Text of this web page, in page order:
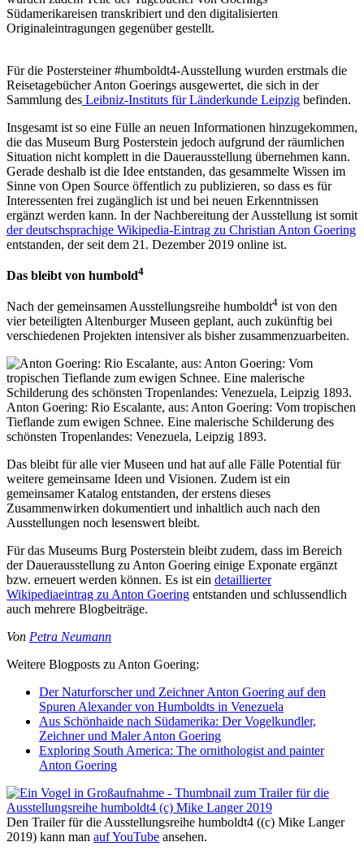
Südamerikareisen transkribiert und den digitalisierten
Originaleintragungen gegenüber gestellt.
Für die Postersteiner #humboldt4-Ausstellung wurden erstmals die
Reisetagebücher Anton Goerings ausgewertet, die sich in der
Sammlung des Leibniz-Instituts für Länderkunde Leipzig befinden.
Insgesamt ist so eine Fülle an neuen Informationen hinzugekommen,
die das Museum Burg Posterstein jedoch aufgrund der räumlichen
Situation nicht komplett in die Dauerausstellung übernehmen kann.
Gerade deshalb ist die Idee entstanden, das gesammelte Wissen im
Sinne von Open Source öffentlich zu publizieren, so dass es für
Interessenten frei zugänglich ist und bei neuen Erkenntnissen
ergänzt werden kann. In der Nachbereitung der Ausstellung ist somit
der deutschsprachige Wikipedia-Eintrag zu Christian Anton Goering
entstanden, der seit dem 21. Dezember 2019 online ist.
Das bleibt von humbold4
Nach der gemeinsamen Ausstellungsreihe humboldt4 ist von den
vier beteiligten Altenburger Museen geplant, auch zukünftig bei
verschiedenen Projekten intensiver als bisher zusammenzuarbeiten.
Anton Goering: Rio Escalante, aus: Anton Goering: Vom tropischen
Tieflande zum ewigen Schnee. Eine malerische Schilderung des
schönsten Tropenlandes: Venezuela, Leipzig 1893.
Das bleibt für alle vier Museen und hat auf alle Fälle Potential für
weitere gemeinsame Ideen und Visionen. Zudem ist ein
gemeinsamer Katalog entstanden, der erstens dieses
Zusammenwirken dokumentiert und inhaltlich auch nach den
Ausstellungen noch lesenswert bleibt.
Für das Museums Burg Posterstein bleibt zudem, dass im Bereich
der Dauerausstellung zu Anton Goering einige Exponate ergänzt
bzw. erneuert werden können. Es ist ein detaillierter
Wikipediaeintrag zu Anton Goering entstanden und schlussendlich
auch mehrere Blogbeiträge.
Von Petra Neumann
Weitere Blogposts zu Anton Goering:
Der Naturforscher und Zeichner Anton Goering auf den
Spuren Alexander von Humboldts in Venezuela
Aus Schönhaide nach Südamerika: Der Vogelkundler,
Zeichner und Maler Anton Goering
Exploring South America: The ornithologist and painter
Anton Goering
Den Trailer für die Ausstellungsreihe humboldt4 ((c) Mike Langer
2019) kann man auf YouTube ansehen.